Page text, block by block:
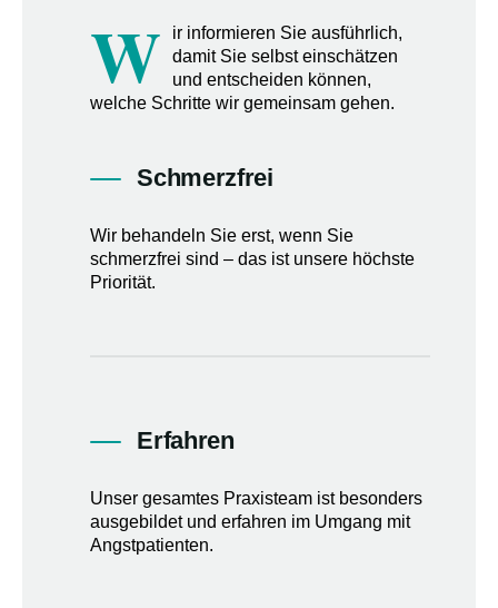
W
ir informieren Sie ausführlich,
damit Sie selbst einschätzen
und entscheiden können,
welche Schritte wir gemeinsam gehen.
Schmerzfrei
Wir behandeln Sie erst, wenn Sie
schmerzfrei sind – das ist unsere höchste
Priorität.
Erfahren
Unser gesamtes Praxisteam ist besonders
ausgebildet und erfahren im Umgang mit
Angstpatienten.